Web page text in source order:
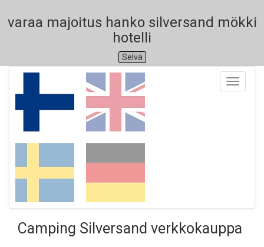
varaa majoitus hanko silversand mökki
hotelli
Selvä
Toggle
Camping Silversand verkkokauppa